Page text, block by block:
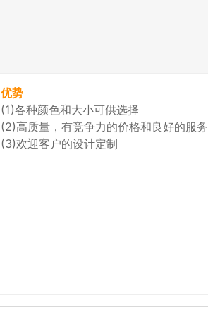
优势
(1)各种颜色和大小可供选择
(2)高质量，有竞争力的价格和良好的服务
(3)欢迎客户的设计定制